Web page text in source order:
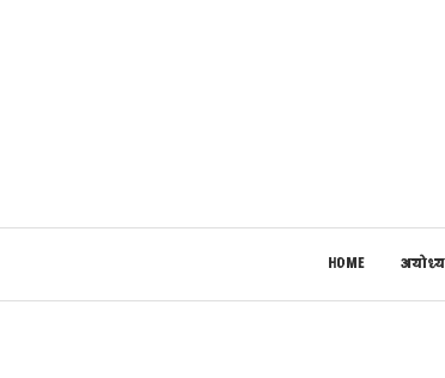
HOME